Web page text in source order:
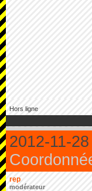
Hors ligne
2012-11-
rep
modérateur